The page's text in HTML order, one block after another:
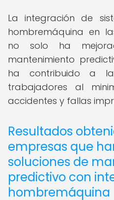
La integración de
hombremáquina en
no solo ha
mantenimiento
ha contribuido a
trabajadores al
accidentes y fallas
Resultados
empresas que
soluciones de
predictivo con
hombremáquina